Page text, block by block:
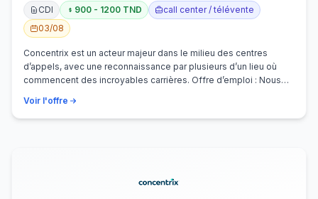
CDI
900 - 1200 TND
call center / télévente
03/08
Concentrix est un acteur majeur dans le milieu des centres
d’appels, avec une reconnaissance par plusieurs d’un lieu où
commencent des incroyables carrières. Offre d’emploi : Nous
Voir l'offre